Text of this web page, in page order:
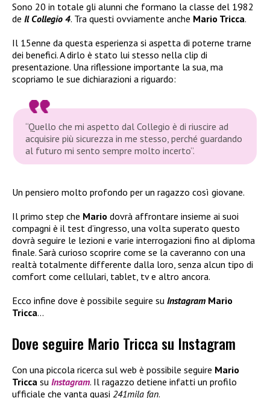
Sono 20 in totale gli alunni che formano la classe del 1982
de Il Collegio 4. Tra questi ovviamente anche Mario Tricca.
Il 15enne da questa esperienza si aspetta di poterne trarne
dei benefici. A dirlo è stato lui stesso nella clip di
presentazione. Una riflessione importante la sua, ma
scopriamo le sue dichiarazioni a riguardo:
“Quello che mi aspetto dal Collegio è di riuscire ad
acquisire più sicurezza in me stesso, perché guardando
al futuro mi sento sempre molto incerto”.
Un pensiero molto profondo per un ragazzo così giovane.
Il primo step che Mario dovrà affrontare insieme ai suoi
compagni è il test d’ingresso, una volta superato questo
dovrà seguire le lezioni e varie interrogazioni fino al diploma
finale. Sarà curioso scoprire come se la caveranno con una
realtà totalmente differente dalla loro, senza alcun tipo di
comfort come cellulari, tablet, tv e altro ancora.
Ecco infine dove è possibile seguire su Instagram Mario
Tricca…
Dove seguire Mario Tricca su Instagram
Con una piccola ricerca sul web è possibile seguire Mario
Tricca su Instagram. Il ragazzo detiene infatti un profilo
ufficiale che vanta quasi 241mila fan.